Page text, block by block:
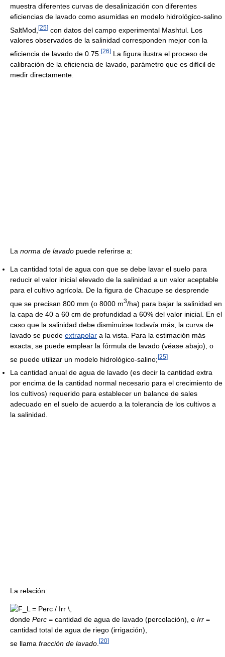
muestra diferentes curvas de desalinización con diferentes
eficiencias de lavado como asumidas en modelo hidrológico-salino
SaltMod, [25] con datos del campo experimental Mashtul. Los
valores observados de la salinidad corresponden mejor con la
eficiencia de lavado de 0.75. [26] La figura ilustra el proceso de
calibración de la eficiencia de lavado, parámetro que es difícil de
medir directamente.
La norma de lavado puede referirse a:
La cantidad total de agua con que se debe lavar el suelo para
reducir el valor inicial elevado de la salinidad a un valor aceptable
para el cultivo agrícola. De la figura de Chacupe se desprende
que se precisan 800 mm (o 8000 m3/ha) para bajar la salinidad en
la capa de 40 a 60 cm de profundidad a 60% del valor inicial. En el
caso que la salinidad debe disminuirse todavía más, la curva de
lavado se puede extrapolar a la vista. Para la estimación más
exacta, se puede emplear la fórmula de lavado (véase abajo), o
se puede utilizar un modelo hidrológico-salino;[25]
La cantidad anual de agua de lavado (es decir la cantidad extra
por encima de la cantidad normal necesario para el crecimiento de
los cultivos) requerido para establecer un balance de sales
adecuado en el suelo de acuerdo a la tolerancia de los cultivos a
la salinidad.
La relación:
donde Perc = cantidad de agua de lavado (percolación), e Irr =
cantidad total de agua de riego (irrigación),
se llama fracción de lavado [20]